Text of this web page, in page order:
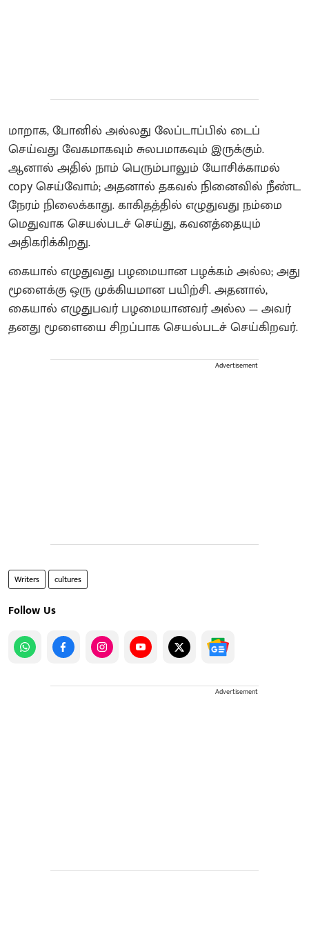
மாறாக, போனில் அல்லது லேப்டாப்பில் டைப்
செய்வது வேகமாகவும் சுலபமாகவும் இருக்கும்.
ஆனால் அதில் நாம் பெரும்பாலும் யோசிக்காமல்
copy செய்வோம்; அதனால் தகவல் நினைவில் நீண்ட
நேரம் நிலைக்காது. காகிதத்தில் எழுதுவது நம்மை
மெதுவாக செயல்படச் செய்து, கவனத்தையும்
அதிகரிக்கிறது.
கையால் எழுதுவது பழமையான பழக்கம் அல்ல; அது
மூளைக்கு ஒரு முக்கியமான பயிற்சி. அதனால்,
கையால் எழுதுபவர் பழமையானவர் அல்ல — அவர்
தனது மூளையை சிறப்பாக செயல்படச் செய்கிறவர்.
Advertisement
Writers cultures
Follow Us
Advertisement